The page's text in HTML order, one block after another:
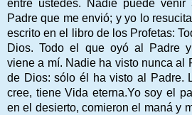
entre ustedes. Nadie puede
Padre que me envió; y yo lo
escrito en el libro de los Profetas:
Dios. Todo el que oyó al Padre
viene a mí. Nadie ha visto nunca al
de Dios: sólo él ha visto al Padre.
cree, tiene Vida eterna.Yo soy el
en el desierto, comieron el maná y